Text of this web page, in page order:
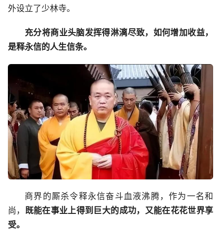
外设立了少林寺。
充分将商业头脑发挥得淋漓尽致，如何增加收益，
是释永信的人生信条。
商界的厮杀令释永信奋斗血液沸腾，作为一名和
尚， 既能在事业上得到巨大的成功，又能在花花世界享
受。